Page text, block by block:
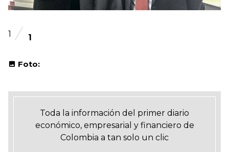
1 1
Foto:
Toda la información del primer diario
económico, empresarial y financiero de
Colombia a tan solo un clic